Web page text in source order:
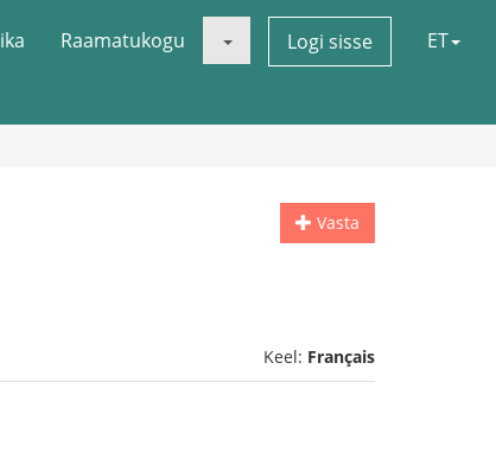
Raamatukogu Logi sisse ET
Vasta
Keel: Français